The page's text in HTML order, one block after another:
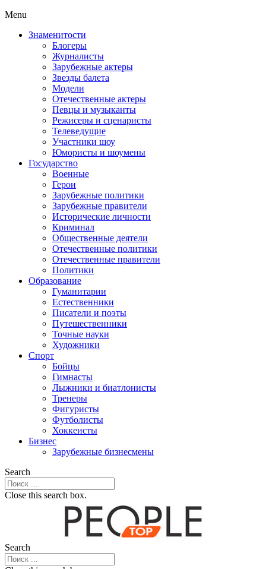
Menu
Знаменитости
Блогеры
Журналисты
Зарубежные актеры
Звезды балета
Модели
Отечественные актеры
Певцы и музыканты
Режисеры и сценаристы
Телеведущие
Участники шоу
Юмористы и шоумены
Государство
Военные
Герои
Зарубежные политики
Зарубежные правители
Исторические личности
Криминал
Общественные деятели
Отечественные политики
Отечественные правители
Политики
Образование
Гуманитарии
Естественники
Писатели и поэты
Путешественники
Точные науки
Художники
Спорт
Бойцы
Гимнасты
Лыжники и биатлонисты
Тренеры
Фигуристы
Футболисты
Хоккеисты
Бизнес
Зарубежные бизнесмены
Search
Close this search box.
Search